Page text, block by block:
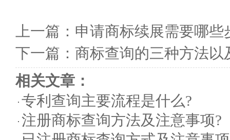
上一篇： 申请商标续展需要哪些
下一篇： 商标查询的三种方法以
相关文章：
专利查询主要流程是什么?
注册商标查询方法及注意事项?